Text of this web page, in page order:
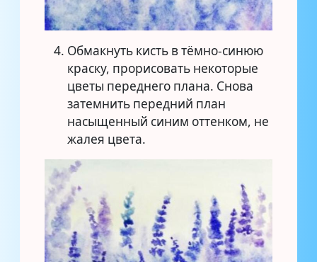
Обмакнуть кисть в тёмно-синюю
краску, прорисовать некоторые
цветы переднего плана. Снова
затемнить передний план
насыщенный синим оттенком, не
жалея цвета.